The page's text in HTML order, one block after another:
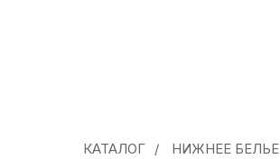
КАТАЛОГ / НИЖНЕЕ БЕЛЬЕ